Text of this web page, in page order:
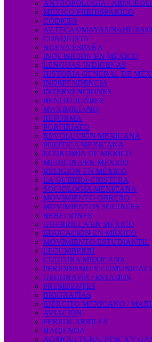
ANTROPOLOGÍA /
MÉXICO PREHISPÁNICO
CÓDICES
AZTECAS/MAYAS/NAHUAS/
CONQUISTA
NUEVA ESPAÑA
INQUISICIÓN EN MÉXICO
LENGUAS INDÍGENAS
HISTORIA GENERAL DE
INDEPENDENCIA
INTERVENCIONES
BENITO JUÁREZ
MAXIMILIANO
REFORMA
PORFIRIATO
REVOLUCIÓN MEXICANA
POLÍTICA MEXICANA
ECONOMÍA DE MÉXICO
MEDICINA EN MÉXICO
RELIGIÓN EN MÉXICO
LA GUERRA CRISTERA
SOCIOLOGÍA MEXICANA
MOVIMIENTO OBRERO
MOVIMIENTOS SOCIALES
REBELIONES
GUERRILLA EN MÉXICO
EDUCACIÓN EN MÉXICO
MOVIMIENTO ESTUDIANTIL
LECUMBERRI
CULTURA MEXICANA
PERIODISMO Y
GEOGRAFÍA / ESTADOS
PRESIDENTES
BIOGRAFÍAS
EJÉRCITO MEXICANO /
AVIACIÓN
FERROCARRILES
HACIENDA
AGRICULTURA, PESCA Y